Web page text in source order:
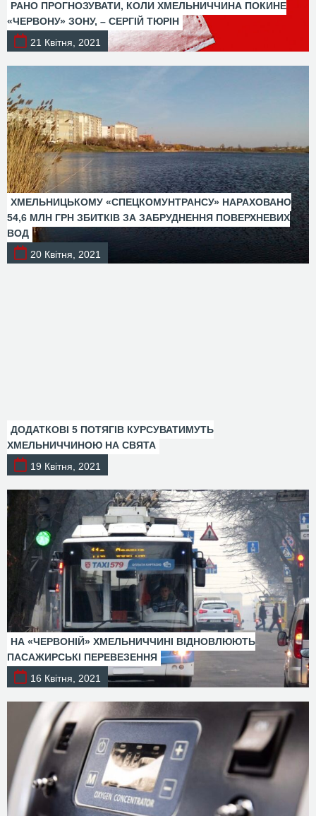
РАНО ПРОГНОЗУВАТИ, КОЛИ ХМЕЛЬНИЧЧИНА ПОКИНЕ
«ЧЕРВОНУ» ЗОНУ, – СЕРГІЙ ТЮРІН
21 Квітня, 2021
ХМЕЛЬНИЦЬКОМУ «СПЕЦКОМУНТРАНСУ» НАРАХОВАНО
54,6 МЛН ГРН ЗБИТКІВ ЗА ЗАБРУДНЕННЯ ПОВЕРХНЕВИХ
ВОД
20 Квітня, 2021
ДОДАТКОВІ 5 ПОТЯГІВ КУРСУВАТИМУТЬ
ХМЕЛЬНИЧЧИНОЮ НА СВЯТА
19 Квітня, 2021
НА «ЧЕРВОНІЙ» ХМЕЛЬНИЧЧИНІ ВІДНОВЛЮЮТЬ
ПАСАЖИРСЬКІ ПЕРЕВЕЗЕННЯ
16 Квітня, 2021